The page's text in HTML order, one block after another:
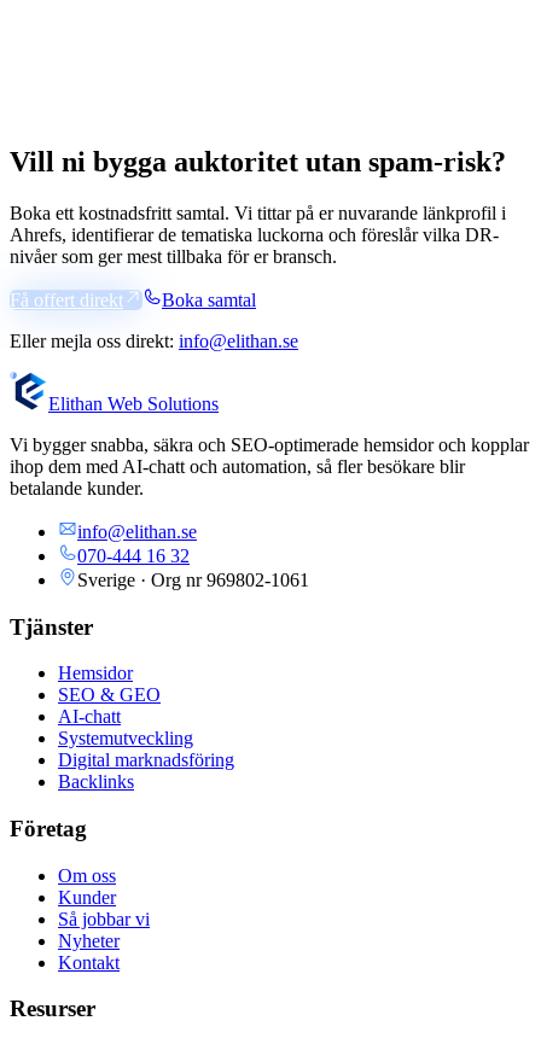
Vill ni bygga auktoritet utan spam-risk?
Boka ett kostnadsfritt samtal. Vi tittar på er nuvarande länkprofil i
Ahrefs, identifierar de tematiska luckorna och föreslår vilka DR-
nivåer som ger mest tillbaka för er bransch.
Få offert direkt
Boka samtal
Eller mejla oss direkt: info@elithan.se
Elithan Web Solutions
Vi bygger snabba, säkra och SEO-optimerade hemsidor och kopplar
ihop dem med AI-chatt och automation, så fler besökare blir
betalande kunder.
info@elithan.se
070-444 16 32
Sverige · Org nr969802-1061
Tjänster
Hemsidor
SEO & GEO
AI-chatt
Systemutveckling
Digital marknadsföring
Backlinks
Företag
Om oss
Kunder
Så jobbar vi
Nyheter
Kontakt
Resurser